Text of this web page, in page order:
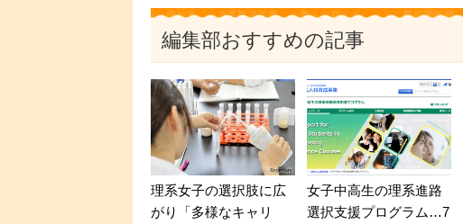
編集部おすすめの記事
理系女子の選択肢に広
がり「多様なキャリ
女子中高生の理系進路
選択支援プログラム…7